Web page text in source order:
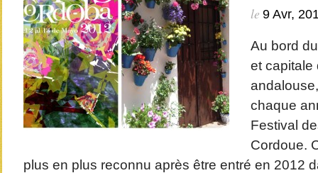
le 9 Avr,
Au bord
et capitale
chaque
Festival
Cordoue.
plus en plus reconnu après être entré en 2012